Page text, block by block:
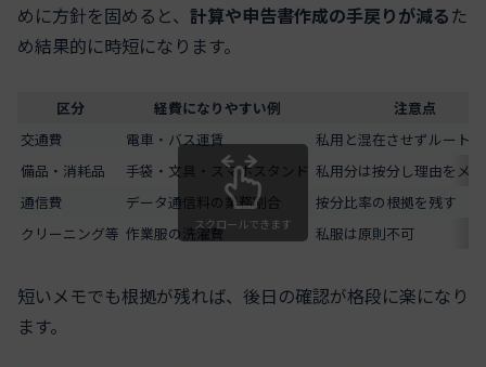
めに方針を固めると、 計算や申告書作成の手戻りが減るた
め結果的に時短になります。
区分 経費になりやすい例
注意点
交通費
電車・バス運賃
私用と混在させずルート
備品・消耗品
手袋・文具・スマホスタンド 私用分は按分し理由をメモ
通信費
データ通信料の業務割合
按分比率の根拠を残す
クリーニング等 作業服の洗濯費 私服は原則不可
スクロールできます
短いメモでも根拠が残れば、後日の確認が格段に楽になり
ます。